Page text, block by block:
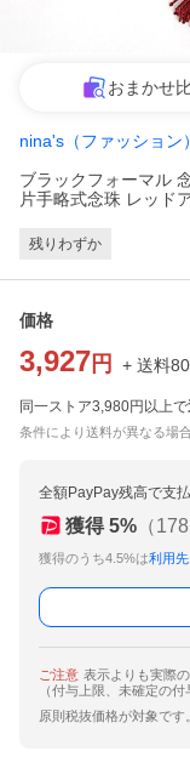
おまかせ
nina's（ファッション）
ブラックフォーマル
片手略式念珠 レッド
残りわずか
価格
3,927 円 + 送料
同一ストア3,980円以上で
条件により送料が異なる場
全額PayPay残高で支
獲得 5% （178
獲得のうち4.5%は利用
ご注意 表示よりも実際
（付与上限、未確定の付
原則税抜価格が対象です